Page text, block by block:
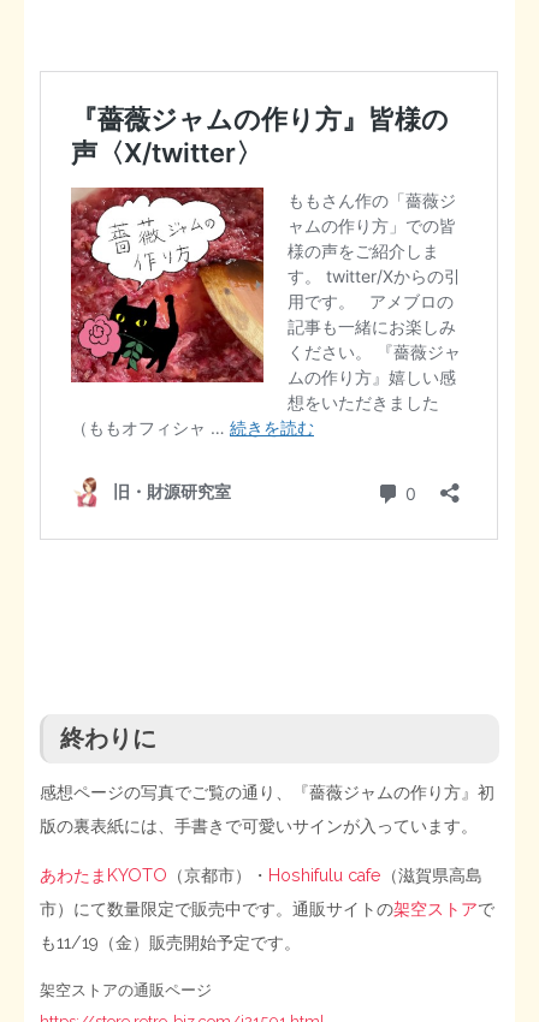
終わりに
感想ページの写真でご覧の通り、『薔薇ジャムの作り方』初
版の裏表紙には、手書きで可愛いサインが入っています。
あわたまKYOTO （京都市）・ Hoshifulu cafe （滋賀県高島
市）にて数量限定で販売中です。通販サイトの架空ストアで
も11/19（金）販売開始予定です。
架空ストアの通販ページ